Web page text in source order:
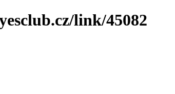
link/45082